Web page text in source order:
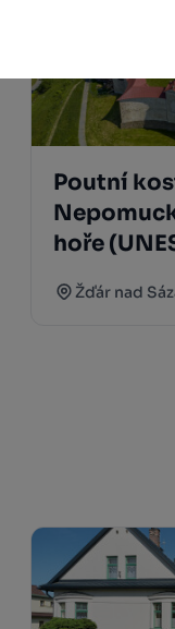
Poutní
hoře
Žďár nad